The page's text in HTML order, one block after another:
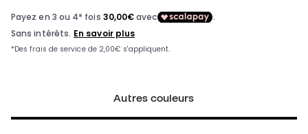
Autres couleurs